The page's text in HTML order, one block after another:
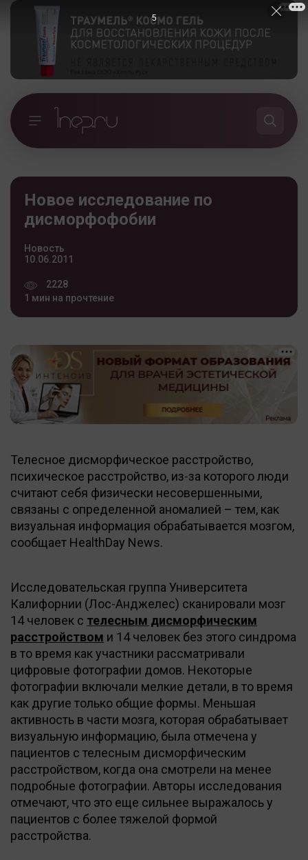
Новое исследование по
дисморфофобии
Новость
10.06.2011
2228
1 мин на прочтение
Телесное дисморфическое расстройство,
психическое расстройство, из-за которого люди
считают себя физически несовершенными,
связаны с определенной аномалией – тем, как
визуальная информация обрабатывается мозгом,
сообщает HealthDay News.
Исследовательская группа Университета
Калифорнии (Лос-Анджелес) сканировали мозг
14 человек с телесным дисморфическим
расстройством и 14 человек без этого синдрома
в то время как участники рассматривали
цифровые фотографии домов. Некоторые
фотографии включали мелкие детали, в то время
как другие только общие формы. Меньшая
активность в части мозга, которая обрабатывает
визуальную информацию, была отмечена у
пациентов с телесным дисморфическим
расстройством, когда она смотрели на менее
подробные фотографии. Авторы исследования
отмечают, что это еще сильнее выражалось у
пациентов с более тяжелой формой
расстройства.
5